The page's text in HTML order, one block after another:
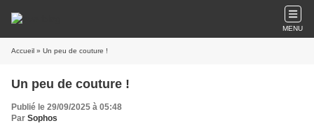
MENU
Accueil » Un peu de couture !
Un peu de couture !
Publié le 29/09/2025 à 05:48
Par Sophos